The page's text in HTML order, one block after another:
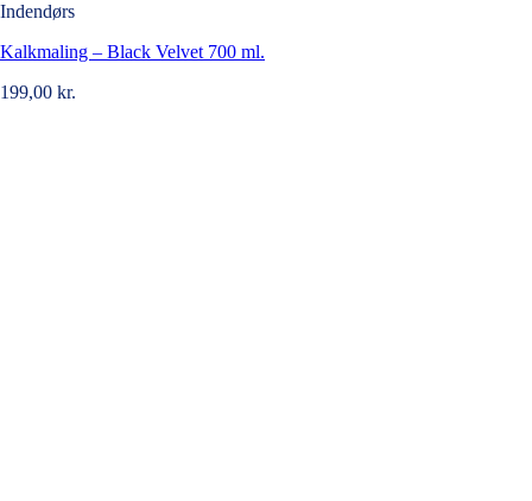
Indendørs
Kalkmaling – Black Velvet 700 ml.
199,00 kr.